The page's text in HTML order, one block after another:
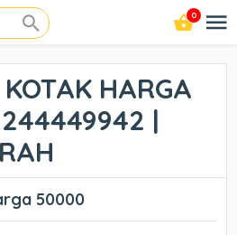
0
HARGA
|
50000